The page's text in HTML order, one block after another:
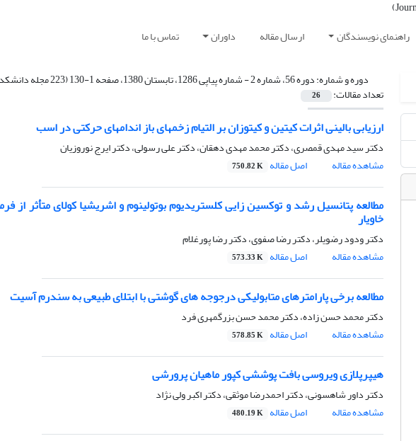
راهنمای نویسندگان ارسال مقاله داوران تماس با ما
دوره و شماره:دوره 56، شماره 2 - شماره پیاپی 1286، تابستان 1380، صفحه 1-130 (223 مجله دانشکده دامپزشکی)
تعداد مقالات: 26
ارزیابی بالینی اثرات کیتین و کیتوزان بر التیام زخمهای باز اندامهای حرکتی در اسب
دکتر سید مهدی قمصری، دکتر محمد مهدی دهقان، دکتر علی رسولی، دکتر ایرج نوروزیان
مشاهده مقاله
اصل مقاله 750.82 K
مطالعه پتانسیل رشد و توکسین زایی کلستریدیوم بوتولینوم و اشریشیا کولای متأثر
خاویار
دکتر ودود رضویلر، دکتر رضا صفوی، دکتر رضا پورغلام
مشاهده مقاله
اصل مقاله 573.33 K
مطالعه برخی پارامترهای متابولیکی درجوجه های گوشتی با ابتلای طبیعی به سندرم آسیت
دکتر محمد حسن زاده، دکتر محمد حسن بزرگمهری فرد
مشاهده مقاله
اصل مقاله 578.85 K
هیپرپلازی ویروسی بافت پوششی کپور ماهیان پرورشی
دکتر داور شاهسونی، دکتر احمدرضا موثقی، دکتر اکبر ولی نژاد
مشاهده مقاله
اصل مقاله 480.19 K